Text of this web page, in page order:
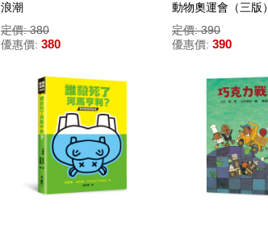
浪潮
定價: 380
優惠價: 380
動物奧運會（三版）
定價: 390
優惠價: 390